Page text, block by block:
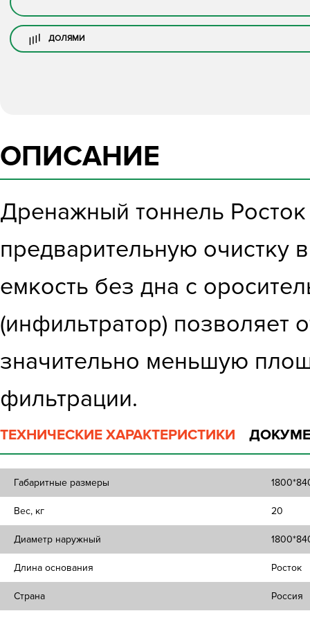
ДОЛЯМИ
ОПИСАНИЕ
Дренажный тоннель
предварительную очистку
емкость без дна с
(инфильтратор) позволяет
значительно меньшую
фильтрации.
ТЕХНИЧЕСКИЕ ХАРАКТЕРИСТИКИ
Габаритные размеры
Вес, кг 20
Диаметр наружный
Длина основания Росток
Страна Россия